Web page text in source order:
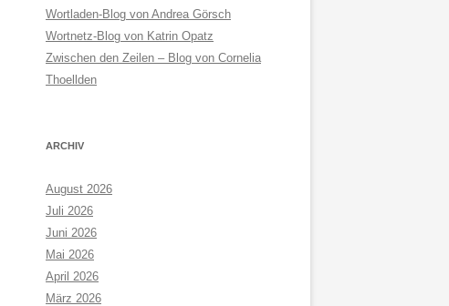
Wortladen-Blog von Andrea Görsch
Wortnetz-Blog von Katrin Opatz
Zwischen den Zeilen – Blog von Cornelia
Thoellden
ARCHIV
August 2026
Juli 2026
Juni 2026
Mai 2026
April 2026
März 2026